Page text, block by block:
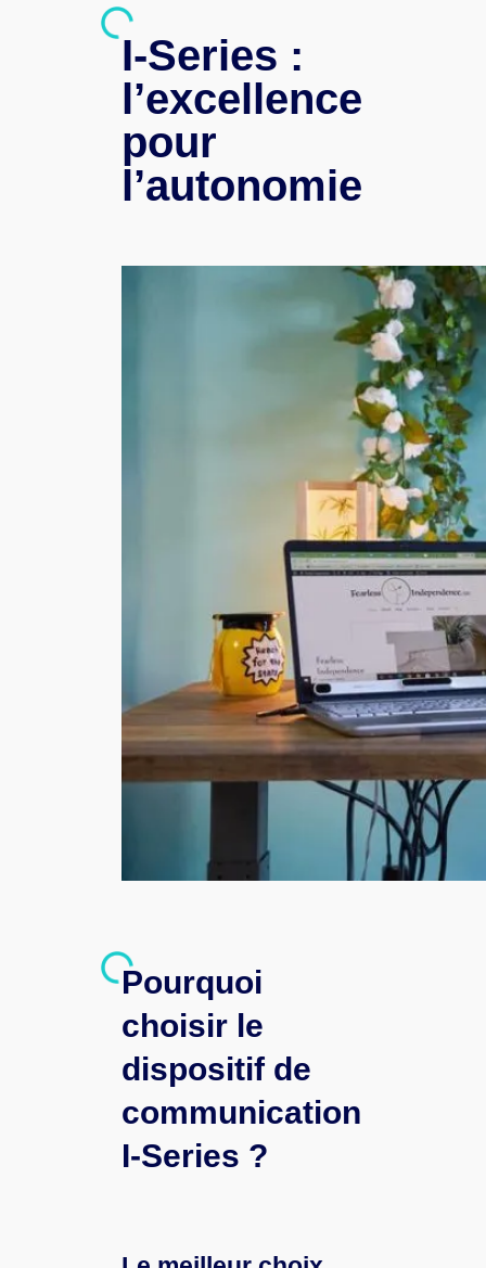
I-Series :
l’excellence
pour
l’autonomie
Pourquoi
choisir le
dispositif de
communication
I-Series ?